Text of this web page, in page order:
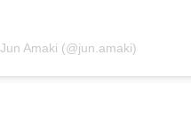
Amaki (@jun.amaki)